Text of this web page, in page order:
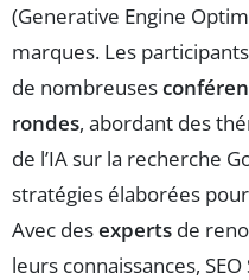
(Generative Engine
marques. Les
de nombreuses
rondes, abordant des
de l’IA sur la recherche
stratégies élaborées
Avec desexperts de
leurs connaissances,